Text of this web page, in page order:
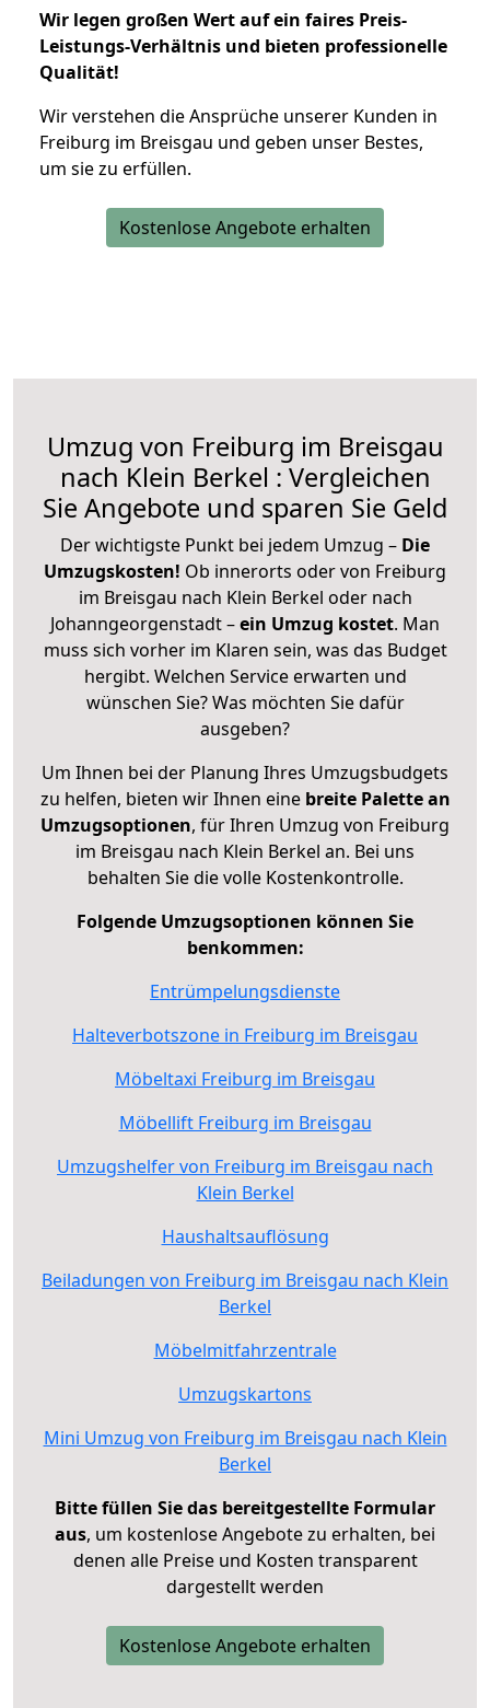
Wir legen großen Wert auf ein faires Preis-
Leistungs-Verhältnis und bieten professionelle
Qualität!
Wir verstehen die Ansprüche unserer Kunden in
Freiburg im Breisgau und geben unser Bestes,
um sie zu erfüllen.
Kostenlose Angebote erhalten
Umzug von Freiburg im Breisgau
nach Klein Berkel : Vergleichen
Sie Angebote und sparen Sie Geld
Der wichtigste Punkt bei jedem Umzug – Die
Umzugskosten! Ob innerorts oder von Freiburg
im Breisgau nach Klein Berkel oder nach
Johanngeorgenstadt –ein Umzug kostet. Man
muss sich vorher im Klaren sein, was das Budget
hergibt. Welchen Service erwarten und
wünschen Sie? Was möchten Sie dafür
ausgeben?
Um Ihnen bei der Planung Ihres Umzugsbudgets
zu helfen, bieten wir Ihnen eine breite Palette an
Umzugsoptionen, für Ihren Umzug von Freiburg
im Breisgau nach Klein Berkel an. Bei uns
behalten Sie die volle Kostenkontrolle.
Folgende Umzugsoptionen können Sie
benkommen:
Entrümpelungsdienste
Halteverbotszone in Freiburg im Breisgau
Möbeltaxi Freiburg im Breisgau
Möbellift Freiburg im Breisgau
Umzugshelfer von Freiburg im Breisgau nach
Klein Berkel
Haushaltsauflösung
Beiladungen von Freiburg im Breisgau nach Klein
Berkel
Möbelmitfahrzentrale
Umzugskartons
Mini Umzug von Freiburg im Breisgau nach Klein
Berkel
Bitte füllen Sie das bereitgestellte Formular
aus, um kostenlose Angebote zu erhalten, bei
denen alle Preise und Kosten transparent
dargestellt werden
Kostenlose Angebote erhalten